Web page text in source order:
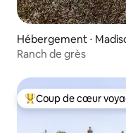
Hébergement ⋅
Ranch de grès
Coups de cœur
Coup de cœur